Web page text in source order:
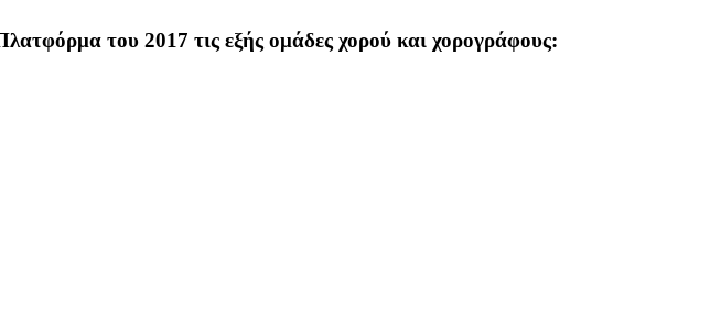
του 2017 τις εξής ομάδες χορού και χορογράφους: